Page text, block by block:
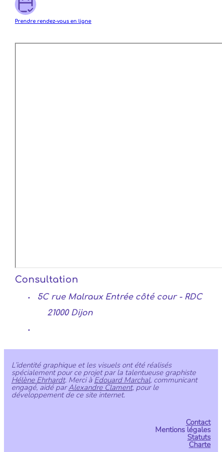
Prendre rendez-vous en ligne
Consultation
5C rue Malraux Entrée côté cour - RDC
21000 Dijon
L’identité graphique et les visuels ont été réalisés
spécialement pour ce projet par la talentueuse graphiste
Hélène Ehrhardt. Merci àEdouard Marchal, communicant
engagé, aidé parAlexandre Clament, pour le
développement de ce site internet.
Contact
Mentions légales
Statuts
Charte